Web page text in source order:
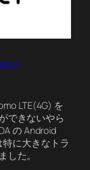
LTE(4G) を
できないやら
の Android
特に大きなトラ
た。